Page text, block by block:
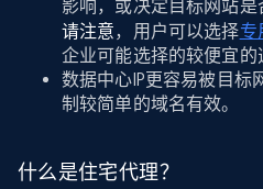
影响，或决定目标网站是
请注意，用户可以选择专
企业可能选择的较便宜的
数据中心IP更容易被目标
制较简单的域名有效。
什么是住宅代理？